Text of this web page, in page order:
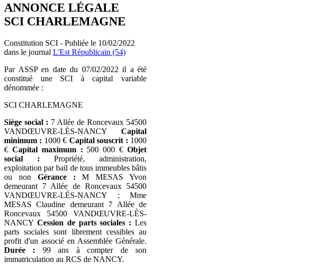
ANNONCE LÉGALE
SCI CHARLEMAGNE
Constitution SCI - Publiée le 10/02/2022
dans le journal L'Est Républicain (54)
Par ASSP en date du 07/02/2022 il a été
constitué une SCI à capital variable
dénommée :
SCI CHARLEMAGNE
Siège social : 7 Allée de Roncevaux 54500
VANDŒUVRE-LÈS-NANCY Capital
minimum : 1000 € Capital souscrit : 1000
€ Capital maximum : 500 000 €Objet
social : Propriété, administration,
exploitation par bail de tous immeubles bâtis
ou non Gérance : M MESAS Yvon
demeurant 7 Allée de Roncevaux 54500
VANDŒUVRE-LÈS-NANCY ; Mme
MESAS Claudine demeurant 7 Allée de
Roncevaux 54500 VANDŒUVRE-LÈS-
NANCY Cession de parts sociales : Les
parts sociales sont librement cessibles au
profit d'un associé en Assemblée Générale.
Durée : 99 ans à compter de son
immatriculation au RCS de NANCY.